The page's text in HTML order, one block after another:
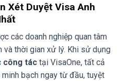
Xét Duyệt Visa Anh
các doanh nghiệp quan tâm
và thời gian xử lý. Khi sử dụng
công tác tại VisaOne, tất cả
bạch ngay từ đầu, tuyệt